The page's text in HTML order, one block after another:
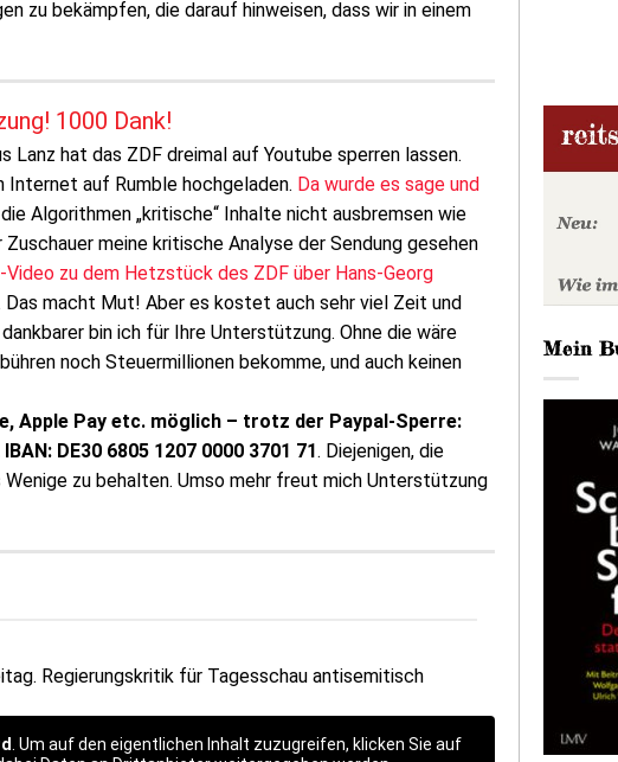
zu bekämpfen, die darauf hinweisen, dass wir in einem
1000 Dank!
hat das ZDF dreimal auf Youtube sperren lassen.
Internet auf Rumble hochgeladen. Da wurde es sage und
Algorithmen „kritische“ Inhalte nicht ausbremsen wie
meine kritische Analyse der Sendung gesehen
zu dem Hetzstück des ZDF über Hans-Georg
macht Mut! Aber es kostet auch sehr viel Zeit und
bin ich für Ihre Unterstützung. Ohne die wäre
noch Steuermillionen bekomme, und auch keinen
Apple Pay etc. möglich – trotz der Paypal-Sperre:
DE30 6805 1207 0000 3701 71. Diejenigen, die
zu behalten. Umso mehr freut mich Unterstützung
Regierungskritik für Tagesschau antisemitisch
. Um auf den eigentlichen Inhalt zuzugreifen, klicken Sie auf
Mein